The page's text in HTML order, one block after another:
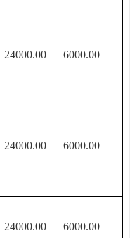
24000.00 6000.00
24000.00 6000.00
24000.00 6000.00